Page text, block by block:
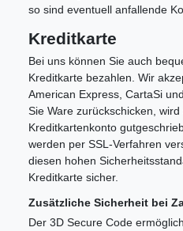
so sind eventuell anfallende
Kreditkarte
Bei uns können Sie auch
Kreditkarte bezahlen. Wir
American Express, CartaSi
Sie Ware zurückschicken,
Kreditkartenkonto
werden per SSL-Verfahren
diesen hohen
Kreditkarte sicher.
Zusätzliche Sicherheit bei
Der 3D Secure Code